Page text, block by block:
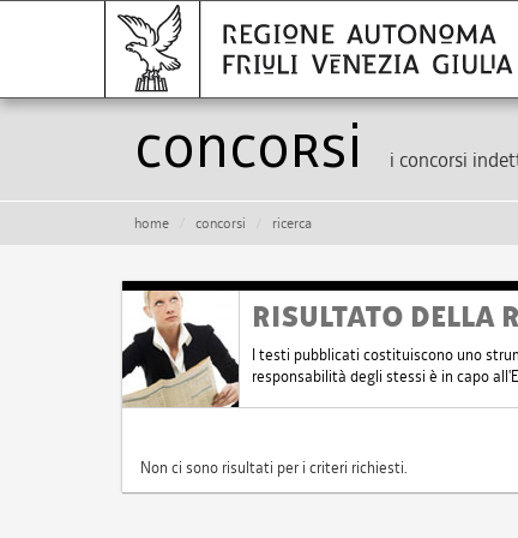
Concorsi i concorsi
home concorsi ricerca
RISULTATO DELLA
I testi pubblicati costituiscono uno
responsabilità degli stessi è in capo
Non ci sono risultati per i criteri richiesti.